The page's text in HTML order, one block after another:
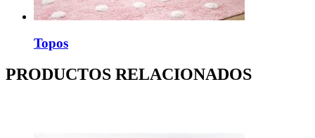
Topos
PRODUCTOS RELACIONADOS